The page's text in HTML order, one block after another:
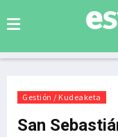
Gestión / Kudeaketa
San